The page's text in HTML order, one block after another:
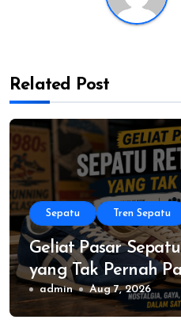
Related Post
Sepatu Tren Sepatu
Geliat Pasar
yang Tak Pernah
admin Aug 7, 2026